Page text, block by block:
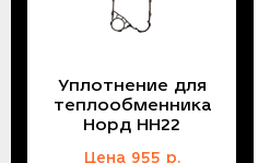
Уплотнение для
теплообменника
Норд НН22
Цена 955 р.